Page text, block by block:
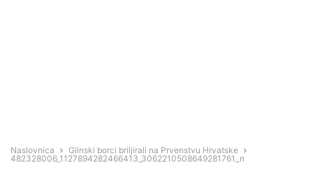
Naslovnica
Glinski borci briljirali na Prvenstvu Hrvatske
482328006_1127894282466413_3062210508649281761_n